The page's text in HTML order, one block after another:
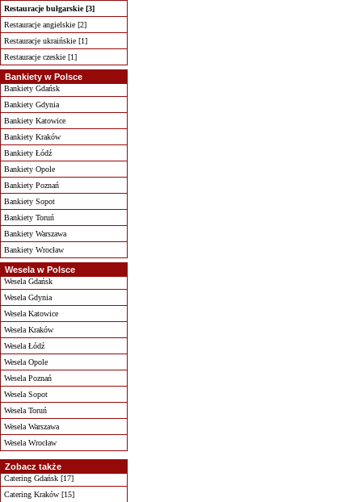
Restauracje bułgarskie [3]
Restauracje angielskie [2]
Restauracje ukraińskie [1]
Restauracje czeskie [1]
Bankiety w Polsce
Bankiety Gdańsk
Bankiety Gdynia
Bankiety Katowice
Bankiety Kraków
Bankiety Łódź
Bankiety Opole
Bankiety Poznań
Bankiety Sopot
Bankiety Toruń
Bankiety Warszawa
Bankiety Wrocław
Wesela w Polsce
Wesela Gdańsk
Wesela Gdynia
Wesela Katowice
Wesela Kraków
Wesela Łódź
Wesela Opole
Wesela Poznań
Wesela Sopot
Wesela Toruń
Wesela Warszawa
Wesela Wrocław
Zobacz także
Catering Gdańsk [17]
Catering Kraków [15]